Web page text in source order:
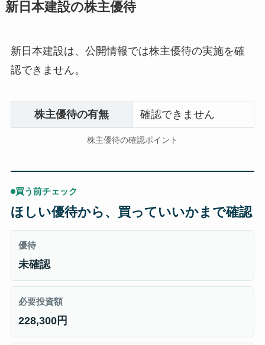
新日本建設の株主優待
新日本建設は、公開情報では株主優待の実施を確
認できません。
株主優待の有無 確認できません
株主優待の確認ポイント
買う前チェック
ほしい優待から、買っていいかまで確認
優待
未確認
必要投資額
228,300円